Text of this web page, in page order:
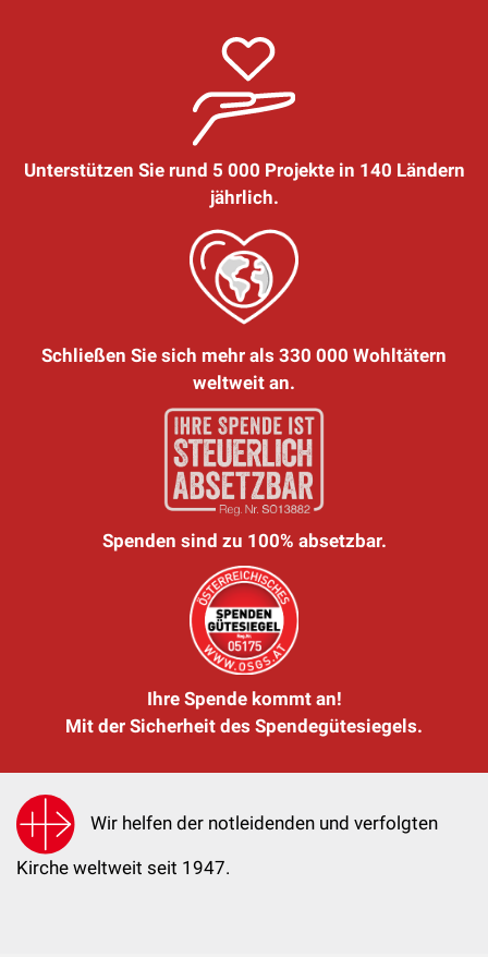
Unterstützen Sie rund 5 000 Projekte in 140 Ländern
jährlich.
Schließen Sie sich mehr als 330 000 Wohltätern
weltweit an.
Spenden sind zu 100% absetzbar.
Ihre Spende kommt an!
Mit der Sicherheit des Spendegütesiegels.
Wir helfen der notleidenden und verfolgten
Kirche weltweit seit 1947.